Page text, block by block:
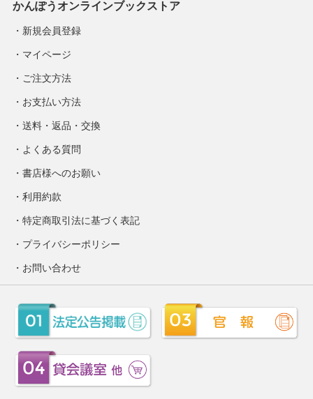
かんぽうオンラインブックストア
新規会員登録
マイページ
ご注文方法
お支払い方法
送料・返品・交換
よくある質問
書店様へのお願い
利用約款
特定商取引法に基づく表記
プライバシーポリシー
お問い合わせ